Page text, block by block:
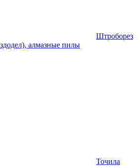
Штроборез
алмазные пилы
Точила